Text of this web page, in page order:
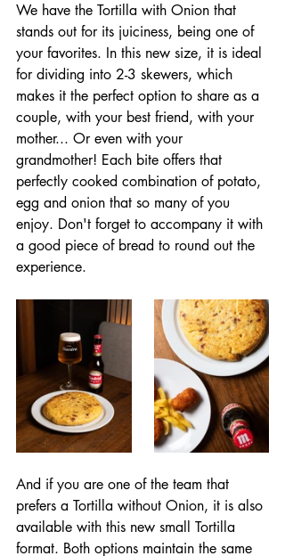
We have the Tortilla with Onion that
stands out for its juiciness, being one of
your favorites. In this new size, it is ideal
for dividing into 2-3 skewers, which
makes it the perfect option to share as a
couple, with your best friend, with your
mother... Or even with your
grandmother! Each bite offers that
perfectly cooked combination of potato,
egg and onion that so many of you
enjoy. Don't forget to accompany it with
a good piece of bread to round out the
experience.
And if you are one of the team that
prefers a Tortilla without Onion, it is also
available with this new small Tortilla
format. Both options maintain the same